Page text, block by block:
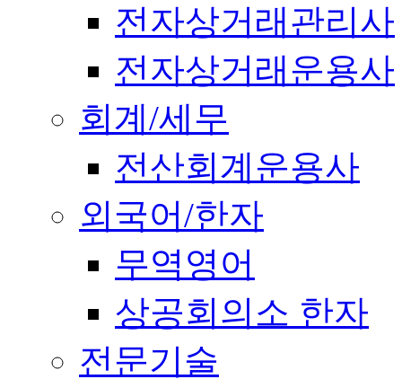
전자상거래관리사
전자상거래운용사
회계/세무
전산회계운용사
외국어/한자
무역영어
상공회의소 한자
전문기술